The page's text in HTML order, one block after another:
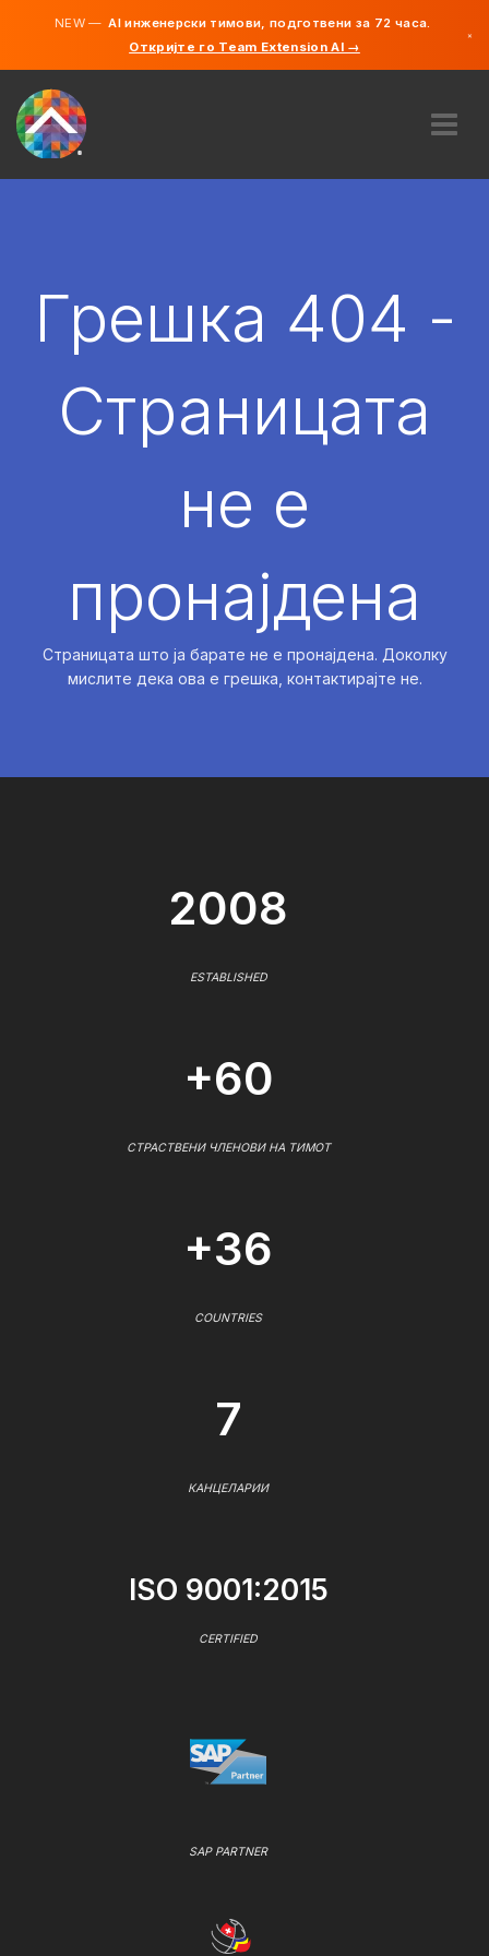
NEW —AI инженерски тимови, подготвени за 72 часа.
Откријте го Team Extension AI →
×
АНГАЖИРАЈ
Грешка 404 -
Страницата
не е
пронајдена
Страницата што ја барате не е пронајдена. Доколку
мислите дека ова е грешка, контактирајте не.
2008
ESTABLISHED
+60
СТРАСТВЕНИ ЧЛЕНОВИ НА ТИМОТ
+36
COUNTRIES
7
КАНЦЕЛАРИИ
ISO 9001:2015
CERTIFIED
SAP PARTNER